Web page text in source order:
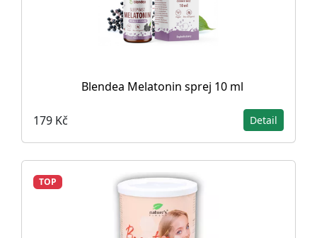
Blendea Melatonin sprej 10 ml
179 Kč Detail
TOP